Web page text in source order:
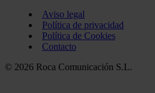
Aviso legal
Política de privacidad
Política de Cookies
Contacto
© 2026 Roca Comunicación S.L.